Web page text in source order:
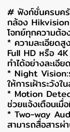
# ฟังก์ชั่นครบค
กล้อง
โจทย์ทุกความต้อ
* ความละเอียด
Full HD หรือ
ทำได้อย่างละเอียด
* Night Vision:
ให้การเฝ้าระวัง
* Motion
ช่วยแจ้งเตือนเ
* Two-way
สามารถสื่อสารผ่